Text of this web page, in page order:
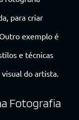
para criar
exemplo é
e técnicas
do artista.
Fotografia